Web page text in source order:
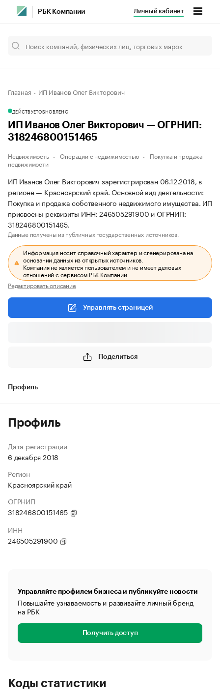
РБК Компании Личный кабинет
Главная ИП Иванов Олег Викторович
ДЕЙСТВУЕТОБНОВЛЕНО
ИП Иванов Олег Викторович — ОГРНИП:
318246800151465
Недвижимость Операции с недвижимостью
Покупка и продажа
недвижимости
ИП Иванов Олег Викторович зарегистрирован 06.12.2018, в
регионе — Красноярский край. Основной вид деятельности:
Покупка и продажа собственного недвижимого имущества. ИП
присвоены реквизиты ИНН: 246505291900 и ОГРНИП:
318246800151465.
Данные получены из публичных государственных источников.
Информация носит справочный характер и сгенерирована на
основании данных из открытых источников.
Компания не является пользователем и не имеет деловых
отношений с сервисом РБК Компании.
Редактировать описание
Управлять страницей
Поделиться
Профиль
Профиль
Дата регистрации
6 декабря 2018
Регион
Красноярский край
ОГРНИП
318246800151465
ИНН
246505291900
Управляйте профилем бизнеса и публикуйте новости
Повышайте узнаваемость и развивайте личный бренд
на РБК
Получить доступ
Коды статистики